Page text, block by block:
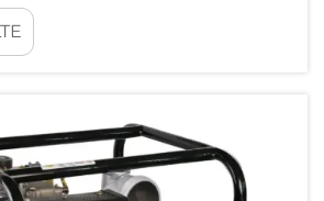
influențează direct performanța,
pe termen lung. Înțelegerea